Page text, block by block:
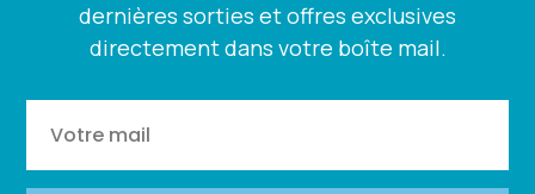
dernières sorties et offres exclusives
directement dans votre boîte mail.